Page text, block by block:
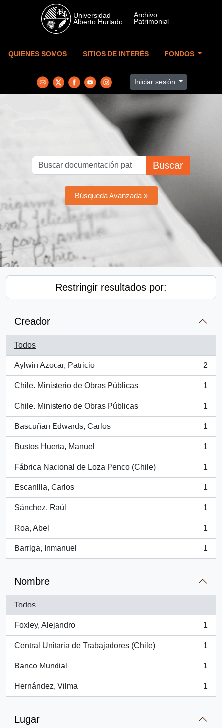
Skip to main content
QUIENES SOMOS SITIOS DE INTERÉS FONDOS
Iniciar sesión
Buscar
Búsqueda Avanzada »
Restringir resultados por:
Creador
Todos
Aylwin Azocar, Patricio
, 2 resultados
2
Chile. Ministerio de Obras Públicas
, 1 resultados
1
Chile. Ministerio de Obras Públicas
, 1 resultados
1
Bascuñan Edwards, Carlos
, 1 resultados
1
Bustos Huerta, Manuel
, 1 resultados
1
Fábrica Nacional de Loza Penco (Chile)
, 1 resultados
1
Escanilla, Carlos
, 1 resultados
1
Sánchez, Raúl
, 1 resultados
1
Roa, Abel
, 1 resultados
1
Barriga, Inmanuel
, 1 resultados
1
Nombre
Todos
Foxley, Alejandro
, 1 resultados
1
Central Unitaria de Trabajadores (Chile)
, 1 resultados
1
Banco Mundial
, 1 resultados
1
Hernández, Vilma
, 1 resultados
1
Lugar